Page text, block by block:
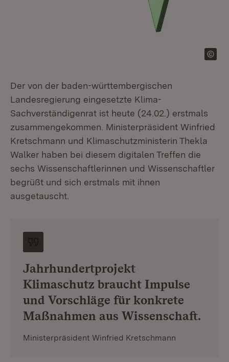
Der von der baden-württembergischen
Landesregierung eingesetzte Klima-
Sachverständigenrat ist heute (24.02.) erstmals
zusammengekommen. Ministerpräsident Winfried
Kretschmann und Klimaschutzministerin Thekla
Walker haben bei diesem digitalen Treffen die
sechs Wissenschaftlerinnen und Wissenschaftler
begrüßt und sich erstmals mit ihnen
ausgetauscht.
Jahrhundertprojekt
Klimaschutz braucht Impulse
und Vorschläge für konkrete
Maßnahmen aus Wissenschaft.
Ministerpräsident Winfried Kretschmann